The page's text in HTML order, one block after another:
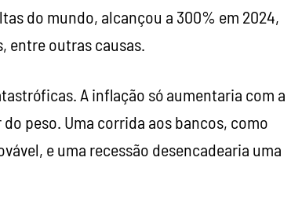
do mundo, alcançou a 300% em 2024,
entre outras causas.
A inflação só aumentaria com a
peso. Uma corrida aos bancos, como
e uma recessão desencadearia uma